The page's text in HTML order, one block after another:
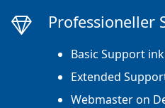
Professioneller
Basic Support
Extended
Webmaster on